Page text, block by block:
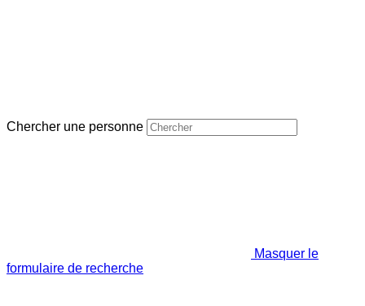
Chercher une personne
Masquer le
formulaire de recherche